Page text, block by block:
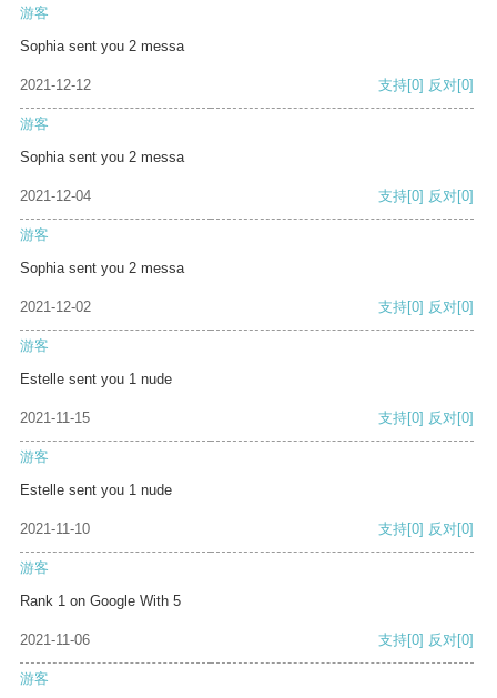
游客
Sophia sent you 2 messa
2021-12-12 支持[0] 反对[0]
游客
Sophia sent you 2 messa
2021-12-04 支持[0] 反对[0]
游客
Sophia sent you 2 messa
2021-12-02 支持[0] 反对[0]
游客
Estelle sent you 1 nude
2021-11-15 支持[0] 反对[0]
游客
Estelle sent you 1 nude
2021-11-10 支持[0] 反对[0]
游客
Rank 1 on Google With 5
2021-11-06 支持[0] 反对[0]
游客